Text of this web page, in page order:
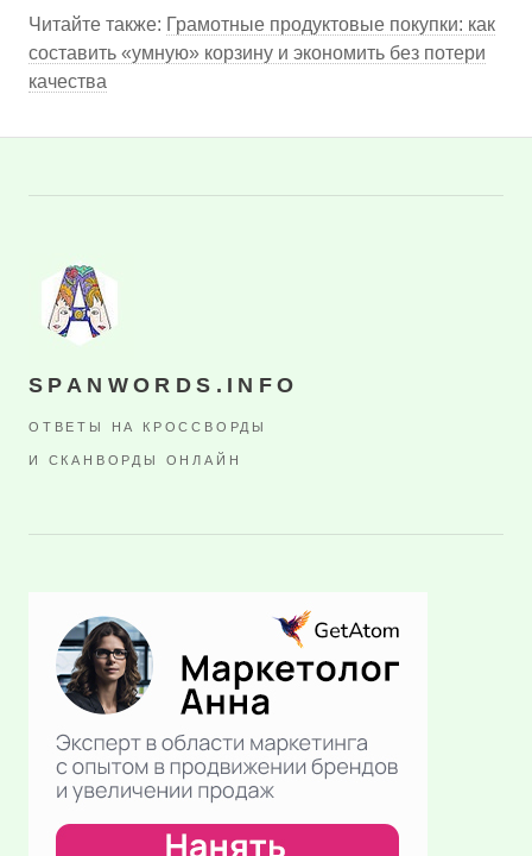
Читайте также: Грамотные продуктовые покупки: как
составить «умную» корзину и экономить без потери
качества
SPANWORDS.INFO
ОТВЕТЫ НА КРОССВОРДЫ
И СКАНВОРДЫ ОНЛАЙН